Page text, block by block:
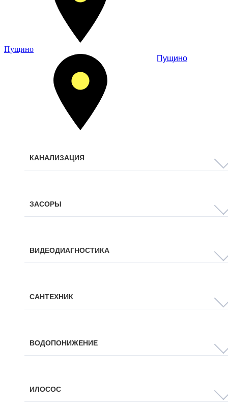
Пущино
Пущино
КАНАЛИЗАЦИЯ
ЗАСОРЫ
ВИДЕОДИАГНОСТИКА
САНТЕХНИК
ВОДОПОНИЖЕНИЕ
ИЛОСОС